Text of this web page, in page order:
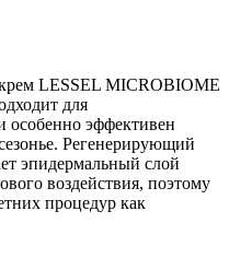
LESSEL MICROBIOME
для
особенно эффективен
Регенерирующий
эпидермальный слой
воздействия, поэтому
процедур как